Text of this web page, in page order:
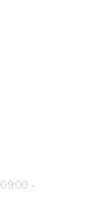
09:00 -